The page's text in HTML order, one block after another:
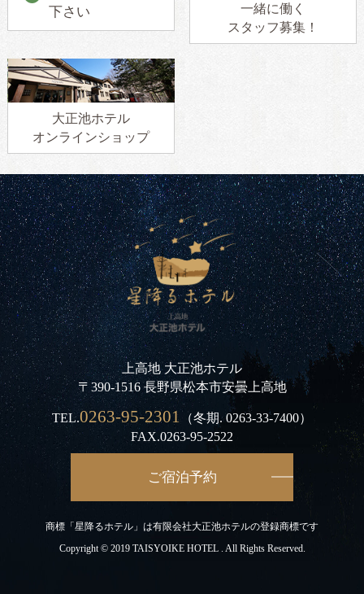
下さい
一緒に働く
スタッフ募集！
大正池ホテル
オンラインショップ
上高地 大正池ホテル
〒390-1516 長野県松本市安曇上高地
TEL.0263-95-2301 （冬期.0263-33-7400）
FAX.0263-95-2522
ご宿泊予約
商標「星降るホテル」は有限会社大正池ホテルの登録商標です
Copyright © 2019 TAISYOIKE HOTEL . All Rights Reserved.